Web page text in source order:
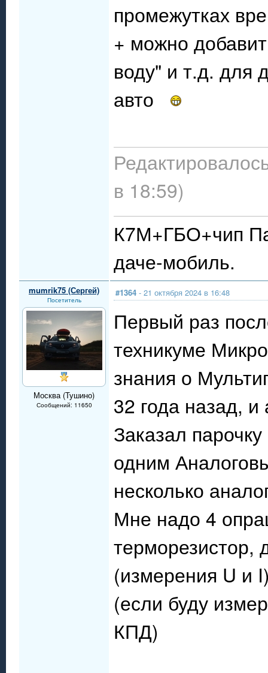
промежутках
+ можно
воду" и т.д. для
авто
в 18:59)
К7М+ГБО+чип
даче-мобиль.
mumrik75 (Сергей)
Посетитель
Москва (Тушино)
Сообщений: 11650
#1364 - 21 октября 2024 в 16:48
Первый раз
техникуме
знания о
32 года назад,
Заказал
одним
несколько
Мне надо 4
терморезистор,
(измерения U и
(если буду
КПД)